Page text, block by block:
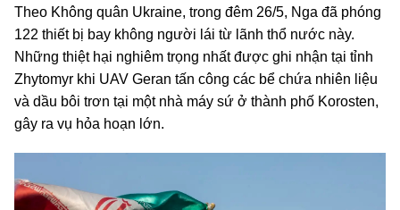
Theo Không quân Ukraine, trong đêm 26/5, Nga đã phóng
122 thiết bị bay không người lái từ lãnh thổ nước này.
Những thiệt hại nghiêm trọng nhất được ghi nhận tại tỉnh
Zhytomyr khi UAV Geran tấn công các bể chứa nhiên liệu
và dầu bôi trơn tại một nhà máy sứ ở thành phố Korosten,
gây ra vụ hỏa hoạn lớn.